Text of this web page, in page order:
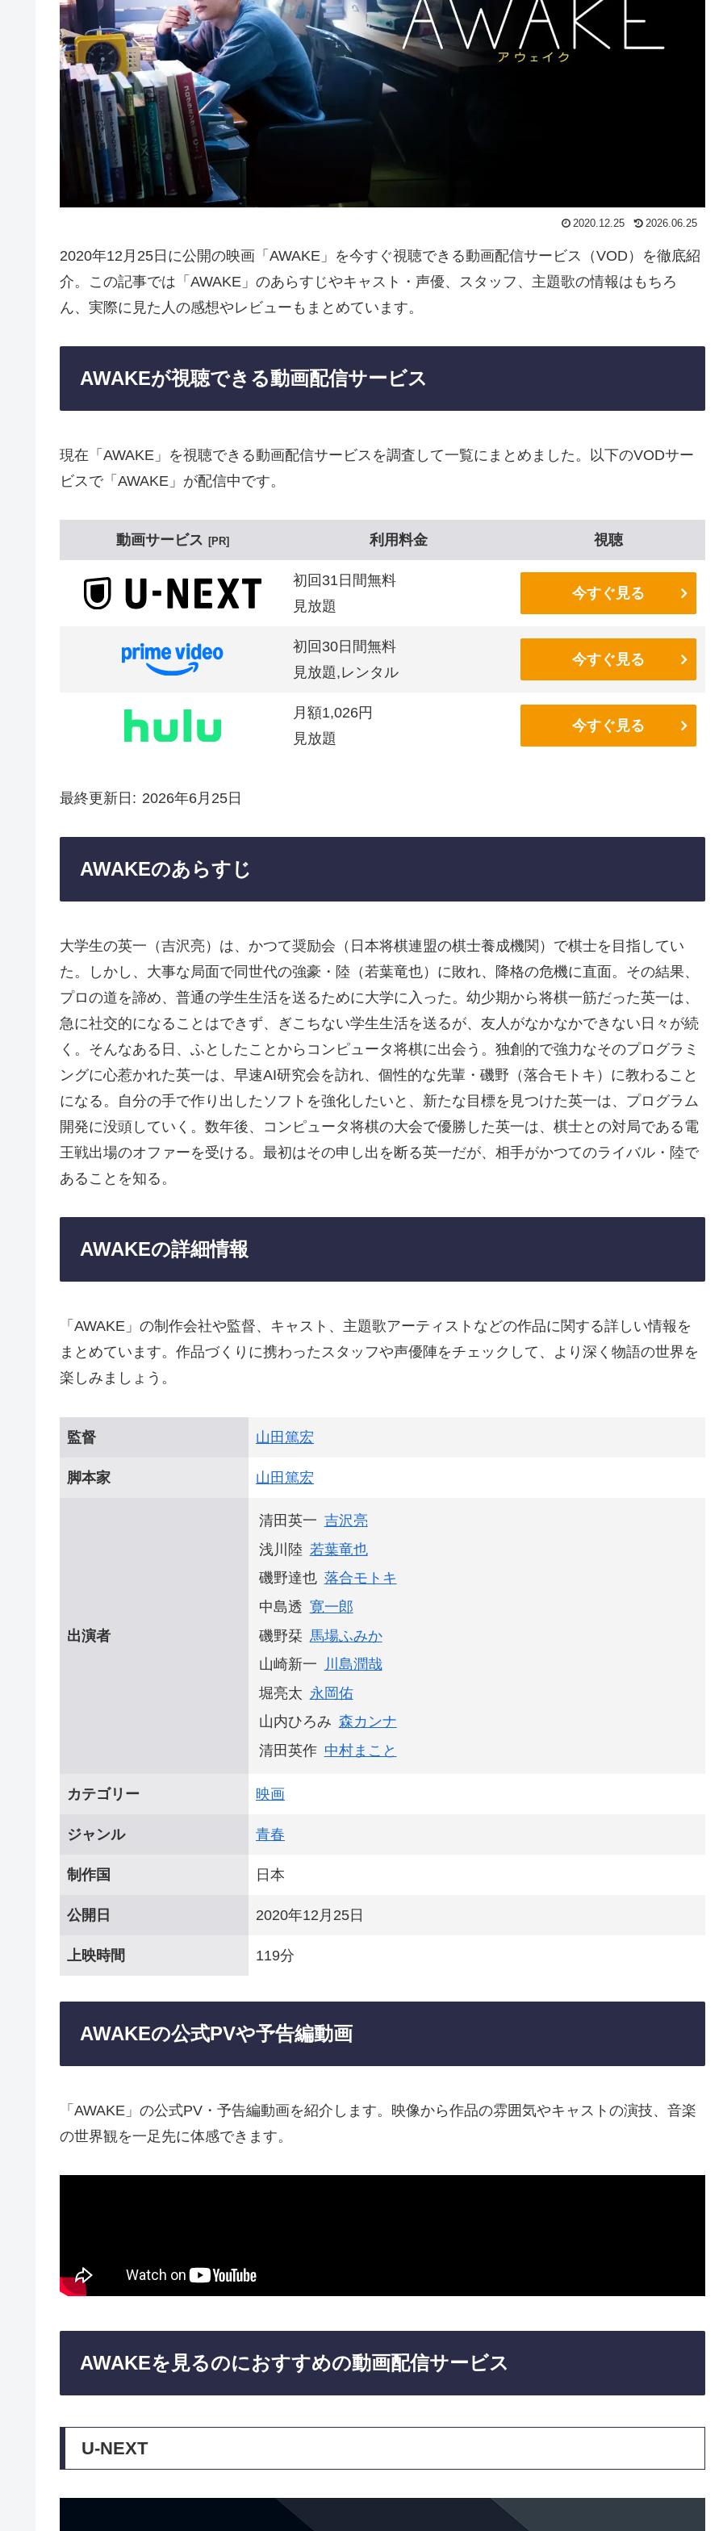
2020.12.25 2026.06.25
2020年12月25日に公開の映画「AWAKE」を今すぐ視聴できる動画配信サービス（VOD）を徹底紹
介。この記事では「AWAKE」のあらすじやキャスト・声優、スタッフ、主題歌の情報はもちろ
ん、実際に見た人の感想やレビューもまとめています。
AWAKEが視聴できる動画配信サービス
現在「AWAKE」を視聴できる動画配信サービスを調査して一覧にまとめました。以下のVODサー
ビスで「AWAKE」が配信中です。
動画サービス PR 利用料金 視聴
初回31日間無料
見放題
今すぐ見る
初回30日間無料
見放題,レンタル
今すぐ見る
月額1,026円
見放題
今すぐ見る
最終更新日 2026年6月25日
AWAKEのあらすじ
大学生の英一（吉沢亮）は、かつて奨励会（日本将棋連盟の棋士養成機関）で棋士を目指してい
た。しかし、大事な局面で同世代の強豪・陸（若葉竜也）に敗れ、降格の危機に直面。その結果、
プロの道を諦め、普通の学生生活を送るために大学に入った。幼少期から将棋一筋だった英一は、
急に社交的になることはできず、ぎこちない学生生活を送るが、友人がなかなかできない日々が続
く。そんなある日、ふとしたことからコンピュータ将棋に出会う。独創的で強力なそのプログラミ
ングに心惹かれた英一は、早速AI研究会を訪れ、個性的な先輩・磯野（落合モトキ）に教わること
になる。自分の手で作り出したソフトを強化したいと、新たな目標を見つけた英一は、プログラム
開発に没頭していく。数年後、コンピュータ将棋の大会で優勝した英一は、棋士との対局である電
王戦出場のオファーを受ける。最初はその申し出を断る英一だが、相手がかつてのライバル・陸で
あることを知る。
AWAKEの詳細情報
「AWAKE」の制作会社や監督、キャスト、主題歌アーティストなどの作品に関する詳しい情報を
まとめています。作品づくりに携わったスタッフや声優陣をチェックして、より深く物語の世界を
楽しみましょう。
監督 山田篤宏
脚本家 山田篤宏
出演者
清田英一 吉沢亮
浅川陸 若葉竜也
磯野達也 落合モトキ
中島透 寛一郎
磯野栞 馬場ふみか
山崎新一
川島潤哉
堀亮太 永岡佑
山内ひろみ 森カンナ
清田英作 中村まこと
カテゴリー 映画
ジャンル 青春
制作国 日本
公開日 2020年12月25日
上映時間 119分
AWAKEの公式PVや予告編動画
「AWAKE」の公式PV・予告編動画を紹介します。映像から作品の雰囲気やキャストの演技、音楽
の世界観を一足先に体感できます。
AWAKEを見るのにおすすめの動画配信サービス
U-NEXT